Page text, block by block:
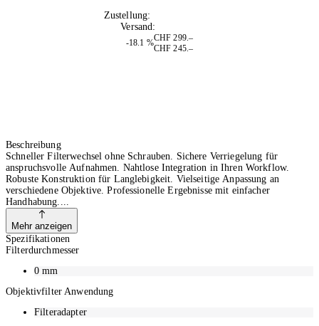
Zustellung:
Versand:
-18.1 %
CHF 299.–
CHF 245.–
Beschreibung
Schneller Filterwechsel ohne Schrauben. Sichere Verriegelung für
anspruchsvolle Aufnahmen. Nahtlose Integration in Ihren Workflow.
Robuste Konstruktion für Langlebigkeit. Vielseitige Anpassung an
verschiedene Objektive. Professionelle Ergebnisse mit einfacher
Handhabung.
Mehr anzeigen
Spezifikationen
Filterdurchmesser
0mm
Objektivfilter Anwendung
Filteradapter